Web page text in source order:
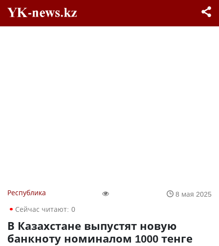
Республика
8 мая 2025
Сейчас читают: 0
В Казахстане выпустят новую
банкноту номиналом 1000 тенге